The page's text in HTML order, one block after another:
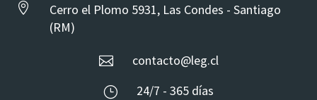

Cerro el Plomo 5931, Las Condes - Santiago
(RM)
 contacto@leg.cl
} 24/7 - 365 días